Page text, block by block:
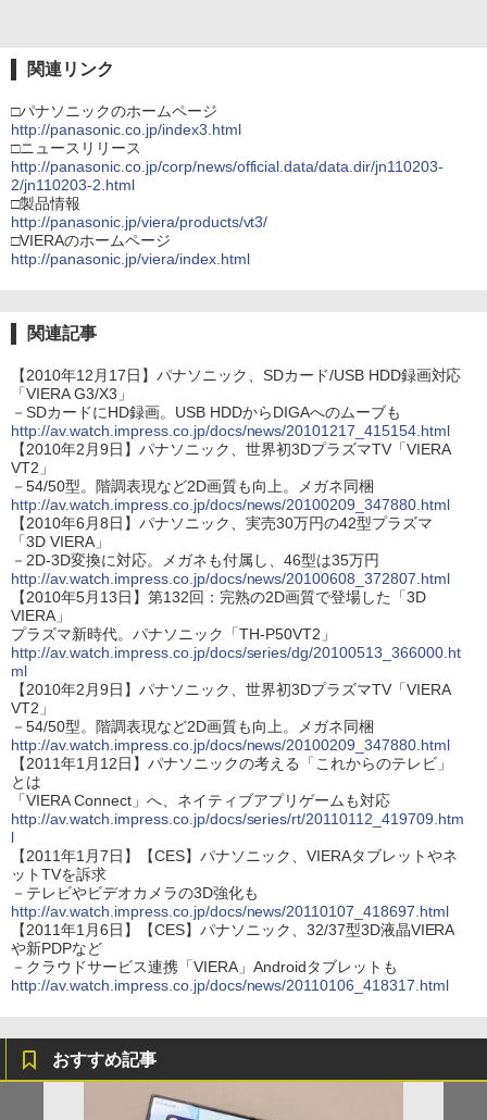
関連リンク
□パナソニックのホームページ
http://panasonic.co.jp/index3.html
□ニュースリリース
http://panasonic.co.jp/corp/news/official.data/data.dir/jn110203-
2/jn110203-2.html
□製品情報
http://panasonic.jp/viera/products/vt3/
□VIERAのホームページ
http://panasonic.jp/viera/index.html
関連記事
【2010年12月17日】パナソニック、SDカード/USB HDD録画対応
「VIERA G3/X3」
－SDカードにHD録画。USB HDDからDIGAへのムーブも
http://av.watch.impress.co.jp/docs/news/20101217_415154.html
【2010年2月9日】パナソニック、世界初3DプラズマTV「VIERA
VT2」
－54/50型。階調表現など2D画質も向上。メガネ同梱
http://av.watch.impress.co.jp/docs/news/20100209_347880.html
【2010年6月8日】パナソニック、実売30万円の42型プラズマ
「3D VIERA」
－2D-3D変換に対応。メガネも付属し、46型は35万円
http://av.watch.impress.co.jp/docs/news/20100608_372807.html
【2010年5月13日】第132回：完熟の2D画質で登場した「3D
VIERA」
プラズマ新時代。パナソニック「TH-P50VT2」
http://av.watch.impress.co.jp/docs/series/dg/20100513_366000.ht
ml
【2010年2月9日】パナソニック、世界初3DプラズマTV「VIERA
VT2」
－54/50型。階調表現など2D画質も向上。メガネ同梱
http://av.watch.impress.co.jp/docs/news/20100209_347880.html
【2011年1月12日】パナソニックの考える「これからのテレビ」
とは
「VIERA Connect」へ、ネイティブアプリゲームも対応
http://av.watch.impress.co.jp/docs/series/rt/20110112_419709.htm
l
【2011年1月7日】【CES】パナソニック、VIERAタブレットやネ
ットTVを訴求
－テレビやビデオカメラの3D強化も
http://av.watch.impress.co.jp/docs/news/20110107_418697.html
【2011年1月6日】【CES】パナソニック、32/37型3D液晶VIERA
や新PDPなど
－クラウドサービス連携「VIERA」Androidタブレットも
http://av.watch.impress.co.jp/docs/news/20110106_418317.html
おすすめ記事